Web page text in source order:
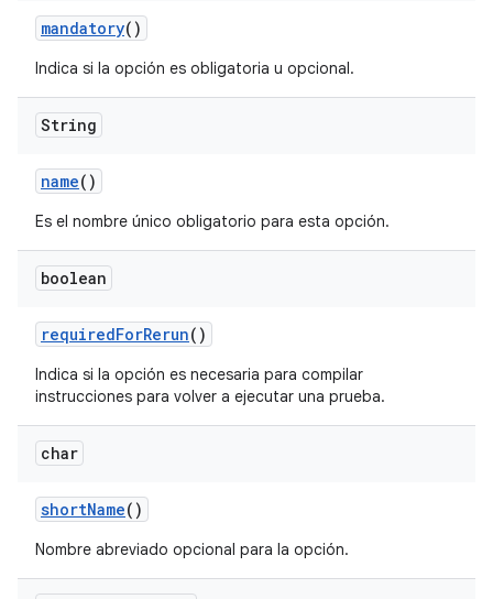
mandatory()
Indica si la opción es obligatoria u opcional.
String
name()
Es el nombre único obligatorio para esta opción.
boolean
requiredForRerun()
Indica si la opción es necesaria para compilar
instrucciones para volver a ejecutar una prueba.
char
shortName()
Nombre abreviado opcional para la opción.